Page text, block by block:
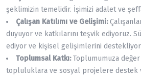
şeklimizin temelidir. İşimizi adalet ve
Çalışan Katılımı ve Gelişimi:
duyuyor ve katkılarını teşvik ediyoruz.
ediyor ve kişisel gelişimlerini
Toplumsal Katkı:Toplumumuza
topluluklara ve sosyal projelere destek